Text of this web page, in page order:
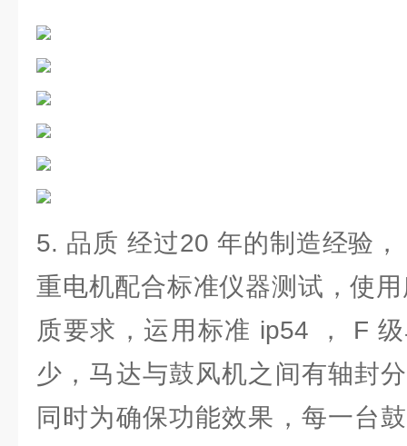
5. 品质 经过20 年的制造经验
重电机配合标准仪器测试，使
质要求，运用标准 ip54 ， F
少，马达与鼓风机之间有轴封
同时为确保功能效果，每一台